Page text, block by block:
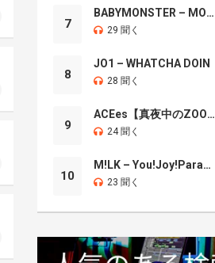
7
BABYMONSTER – MOON
29 聞く
8
JO1 – WHATCHA DOIN
28 聞く
9
ACEes【真夜中のZOO】
24 聞く
10
M!LK – You!Joy!Parade!
23 聞く